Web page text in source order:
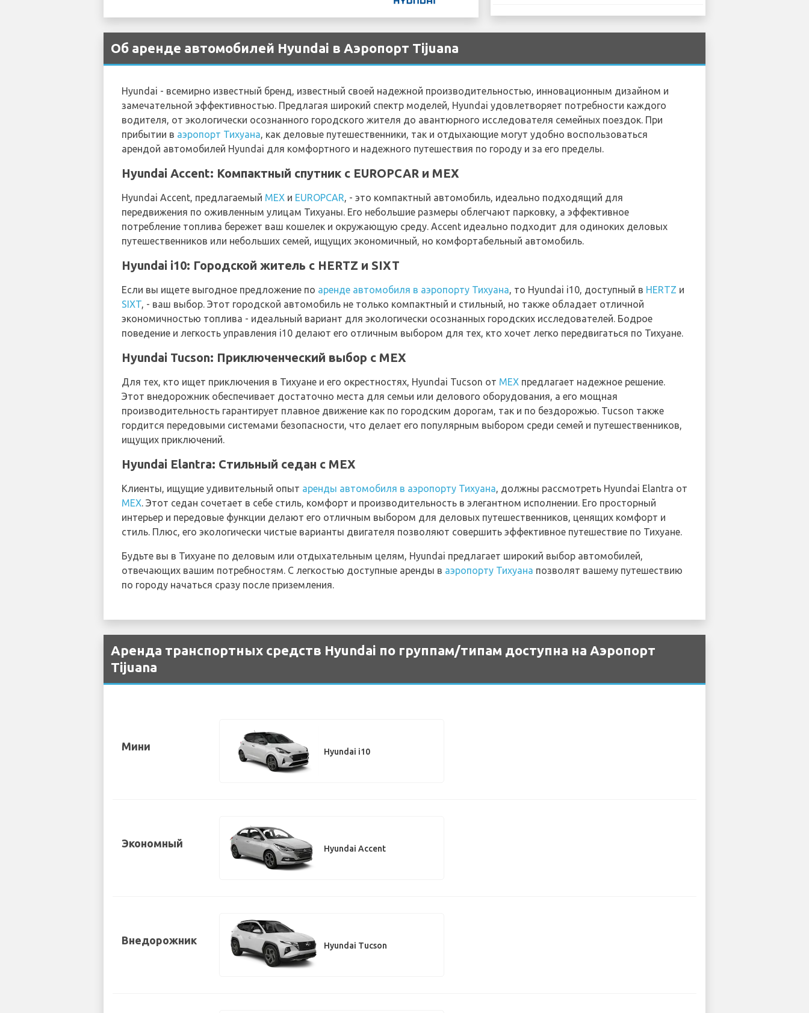
Об аренде автомобилей Hyundai в Аэропорт Tijuana
Hyundai - всемирно известный бренд, известный своей надежной производительностью, инновационным дизайном и
замечательной эффективностью. Предлагая широкий спектр моделей, Hyundai удовлетворяет потребности каждого
водителя, от экологически осознанного городского жителя до авантюрного исследователя семейных поездок. При
прибытии в аэропорт Тихуана, как деловые путешественники, так и отдыхающие могут удобно воспользоваться
арендой автомобилей Hyundai для комфортного и надежного путешествия по городу и за его пределы.
Hyundai Accent: Компактный спутник с EUROPCAR и MEX
Hyundai Accent, предлагаемый MEX и EUROPCAR, - это компактный автомобиль, идеально подходящий для
передвижения по оживленным улицам Тихуаны. Его небольшие размеры облегчают парковку, а эффективное
потребление топлива бережет ваш кошелек и окружающую среду. Accent идеально подходит для одиноких деловых
путешественников или небольших семей, ищущих экономичный, но комфортабельный автомобиль.
Hyundai i10: Городской житель с HERTZ и SIXT
Если вы ищете выгодное предложение по аренде автомобиля в аэропорту Тихуана, то Hyundai i10, доступный в HERTZ и
SIXT, - ваш выбор. Этот городской автомобиль не только компактный и стильный, но также обладает отличной
экономичностью топлива - идеальный вариант для экологически осознанных городских исследователей. Бодрое
поведение и легкость управления i10 делают его отличным выбором для тех, кто хочет легко передвигаться по Тихуане.
Hyundai Tucson: Приключенческий выбор с MEX
Для тех, кто ищет приключения в Тихуане и его окрестностях, Hyundai Tucson от MEX предлагает надежное решение.
Этот внедорожник обеспечивает достаточно места для семьи или делового оборудования, а его мощная
производительность гарантирует плавное движение как по городским дорогам, так и по бездорожью. Tucson также
гордится передовыми системами безопасности, что делает его популярным выбором среди семей и путешественников,
ищущих приключений.
Hyundai Elantra: Стильный седан с MEX
Клиенты, ищущие удивительный опыт аренды автомобиля в аэропорту Тихуана, должны рассмотреть Hyundai Elantra от
MEX. Этот седан сочетает в себе стиль, комфорт и производительность в элегантном исполнении. Его просторный
интерьер и передовые функции делают его отличным выбором для деловых путешественников, ценящих комфорт и
стиль. Плюс, его экологически чистые варианты двигателя позволяют совершить эффективное путешествие по Тихуане.
Будьте вы в Тихуане по деловым или отдыхательным целям, Hyundai предлагает широкий выбор автомобилей,
отвечающих вашим потребностям. С легкостью доступные аренды в аэропорту Тихуана позволят вашему путешествию
по городу начаться сразу после приземления.
Аренда транспортных средств Hyundai по группам/типам доступна на Аэропорт
Tijuana
Мини Hyundai i10
Экономный Hyundai Accent
Внедорожник Hyundai Tucson